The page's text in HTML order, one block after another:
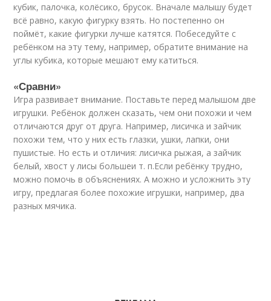
кубик, палочка, колёсико, брусок. Вначале малышу будет
всё равно, какую фигурку взять. Но постепенно он
поймёт, какие фигурки лучше катятся. Побеседуйте с
ребёнком на эту тему, например, обратите внимание на
углы кубика, которые мешают ему катиться.
«Сравни»
Игра развивает внимание. Поставьте перед малышом две
игрушки. Ребёнок должен сказать, чем они похожи и чем
отличаются друг от друга. Например, лисичка и зайчик
похожи тем, что у них есть глазки, ушки, лапки, они
пушистые. Но есть и отличия: лисичка рыжая, а зайчик
белый, хвост у лисы большеи т. п.Если ребёнку трудно,
можно помочь в объяснениях. А можно и усложнить эту
игру, предлагая более похожие игрушки, например, два
разных мячика.